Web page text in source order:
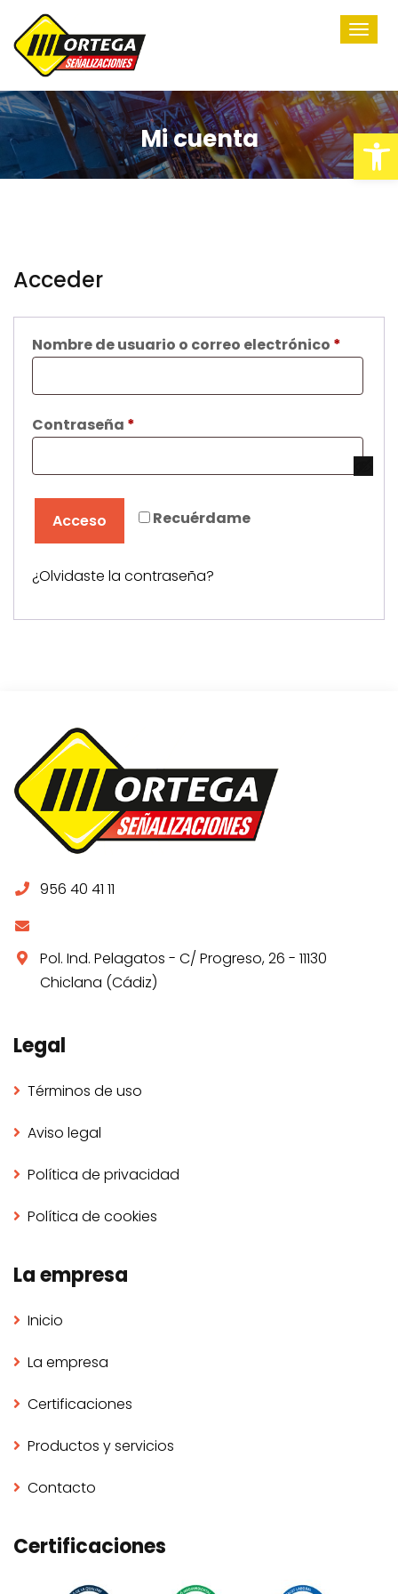
Abrir barra de herramientas
Mi cuenta
Acceder
Nombre de usuario o correo electrónico *
Contraseña *
Recuérdame
Acceso
¿Olvidaste la contraseña?
956 40 41 11
Pol. Ind. Pelagatos - C/ Progreso, 26 - 11130
Chiclana (Cádiz)
Legal
Términos de uso
Aviso legal
Política de privacidad
Política de cookies
La empresa
Inicio
La empresa
Certificaciones
Productos y servicios
Contacto
Certificaciones